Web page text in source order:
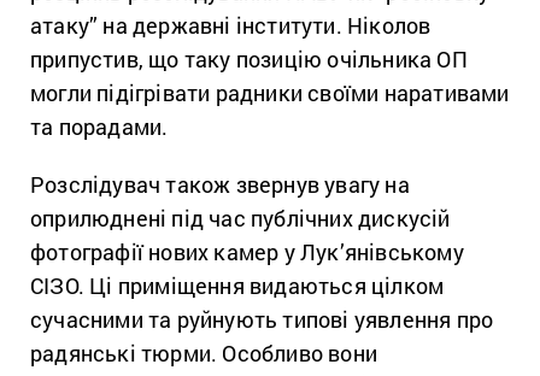
атаку” на державні інститути. Ніколов
припустив, що таку позицію очільника ОП
могли підігрівати радники своїми наративами
та порадами.
Розслідувач також звернув увагу на
оприлюднені під час публічних дискусій
фотографії нових камер у Лук’янівському
СІЗО. Ці приміщення видаються цілком
сучасними та руйнують типові уявлення про
радянські тюрми. Особливо вони